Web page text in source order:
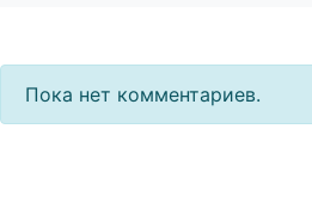
Пока нет комментариев.